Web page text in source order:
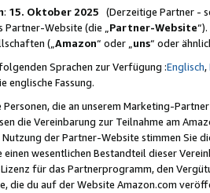
: 15. Oktober 2025 (Derzeitige Partner -
Partner-Website (die „Partner-Website
(„Amazon“ oder „uns“ oder
Sprachen zur Verfügung :Englisch,
englische Fassung.
die an unserem Marketing-
die Vereinbarung zur Teilnahme am
der Partner-Website stimmen Sie
einen wesentlichen Bestandteil dieser
für das Partnerprogramm, den
die du auf der Website Amazon.com